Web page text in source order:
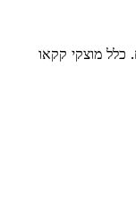
כלל מוצקי קקאו